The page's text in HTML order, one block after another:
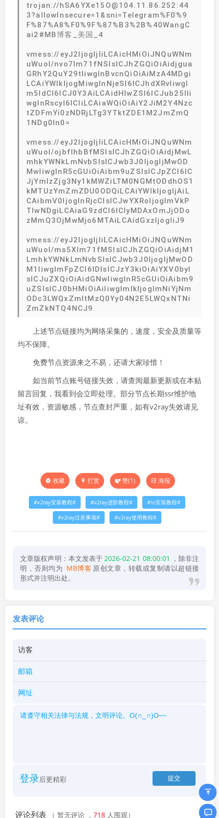
trojan://hSA6YXe15O@104.11.86.252:44
3?allowInsecure=1&sni=Telegram%F0%9
F%87%A8%F0%9F%87%B3%2B%40WangC
ai2#MB博客_美国_4
vmess://eyJ2IjogIjIiLCAicHMiOiJNQuWNm
uWuol/nvo7lm71fNSIsICJhZGQiOiAidjgua
GRhY2QuY29tIiwgInBvcnQiOiAiMzA4MDgi
LCAiYWlkIjogMiwgInNjeSI6ICJhdXRvIiwgI
m5ldCI6ICJ0Y3AiLCAidHlwZSI6ICJub25lIi
wgInRscyI6ICIiLCAiaWQiOiAiY2JiM2Y4Nzc
tZDFmYi0zNDRjLTg3YTktZDE1M2JmZmQ
1NDg0In0=
vmess://eyJ2IjogIjIiLCAicHMiOiJNQuWNm
uWuol/ojbflhbBfMSIsICJhZGQiOiAidjMwL
mhkYWNkLmNvbSIsICJwb3J0IjogIjMwOD
MwIiwgInR5cGUiOiAibm9uZSIsICJpZCI6IC
JjYmIzZjg3Ny1kMWZiLTM0NGMtODdhOS1
kMTUzYmZmZDU0ODQiLCAiYWlkIjogIjAiL
CAibmV0IjogInRjcCIsICJwYXRoIjogImVkP
TIwNDgiLCAiaG9zdCI6ICIyMDAxOmJjODo
zMmQ3OjMwMjo6MTAiLCAidGxzIjogIiJ9
vmess://eyJ2IjogIjIiLCAicHMiOiJNQuWNm
uWuol/ms5Xlm71fMSIsICJhZGQiOiAidjM1
LmhkYWNkLmNvbSIsICJwb3J0IjogIjMwOD
M1IiwgImFpZCI6IDIsICJzY3kiOiAiYXV0byI
sICJuZXQiOiAidGNwIiwgInR5cGUiOiAibm9
uZSIsICJ0bHMiOiAiIiwgImlkIjogImNiYjNm
ODc3LWQxZmItMzQ0Yy04N2E5LWQxNTNi
ZmZkNTQ4NCJ9
上述节点链接均为网络采集的，速度，安全及质量等
均不保障。
免费节点资源来之不易，还请大家珍惜！
如当前节点账号链接失效，请查阅最新更新或在本贴
留言回复，我看到会立即处理。部分节点长期ssr维护地
址有效，资源敏感，节点查封严重，如有v2ray失效请见
谅。
收藏 打赏 赞(1) 海报
v2ray安装教程 v2ray进阶教程 ss安装教程
v2ray注意事项 v2ray使用教程
文章版权声明：本文发表于2026-02-21 08:00:01
，除非注
明，否则均为 MB博客 原创文章，转载或复制请以超链接
形式并注明出处。
发表评论
登录后更精彩
评论列表 （ 暂无评论 ， 718 人围观）